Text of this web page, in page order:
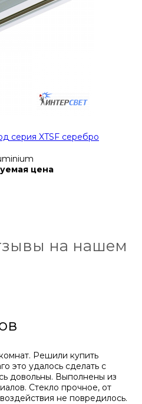
серия XTSF серебро
цена
на нашем
Решили купить
это удалось сделать с
довольны. Выполнены из
Стекло прочное, от
не повредилось.